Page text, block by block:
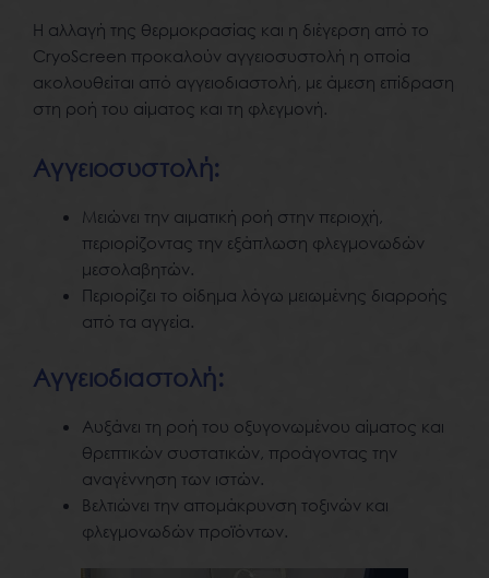
Η αλλαγή της θερμοκρασίας και η διέγερση από το
CryoScreen προκαλούν αγγειοσυστολή η οποία
ακολουθείται από αγγειοδιαστολή, με άμεση επίδραση
στη ροή του αίματος και τη φλεγμονή.
Αγγειοσυστολή:
Μειώνει την αιματική ροή στην περιοχή,
περιορίζοντας την εξάπλωση φλεγμονωδών
μεσολαβητών.
Περιορίζει το οίδημα λόγω μειωμένης διαρροής
από τα αγγεία.
Αγγειοδιαστολή:
Αυξάνει τη ροή του οξυγονωμένου αίματος και
θρεπτικών συστατικών, προάγοντας την
αναγέννηση των ιστών.
Βελτιώνει την απομάκρυνση τοξινών και
φλεγμονωδών προϊόντων.